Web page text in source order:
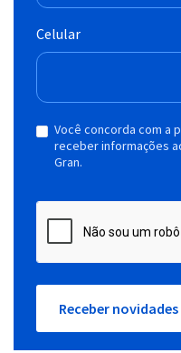
Celular
Você concorda com a
receber informações
Gran.
Receber novidades